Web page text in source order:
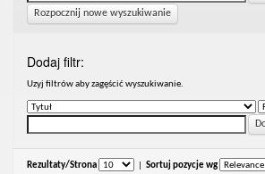
Rozpocznij nowe wyszukiwanie
Dodaj filtr:
Uzyj filtrów aby zagęścić wyszukiwanie.
Rezultaty/Strona Sortuj pozycje wg